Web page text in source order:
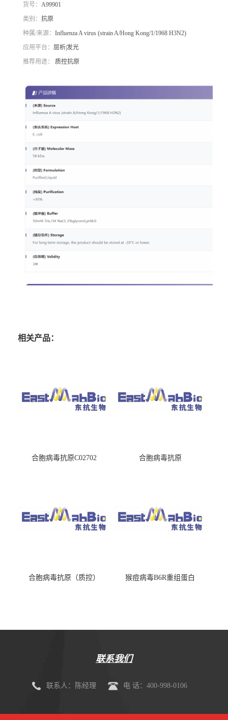
货号： A99901
类别： 抗原
种属/来源： Influenza A virus (strain A/Hong Kong/1/1968 H3N2)
应用平台： 层析|发光
推荐用途：
质控抗原
相关产品：
合胞病毒抗原C02702 合胞病毒抗原
合胞病毒抗原（质控） 猴痘病毒B6R重组蛋白
联系我们
联系人：陈经理 电 话：400-998-0106